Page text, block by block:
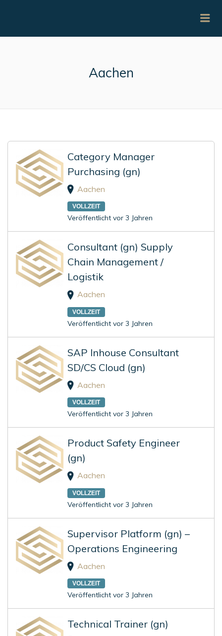
Aachen
Category Manager
Purchasing (gn)
Aachen
VOLLZEIT
Veröffentlicht vor 3 Jahren
Consultant (gn) Supply
Chain Management /
Logistik
Aachen
VOLLZEIT
Veröffentlicht vor 3 Jahren
SAP Inhouse Consultant
SD/CS Cloud (gn)
Aachen
VOLLZEIT
Veröffentlicht vor 3 Jahren
Product Safety Engineer
(gn)
Aachen
VOLLZEIT
Veröffentlicht vor 3 Jahren
Supervisor Platform (gn) –
Operations Engineering
Aachen
VOLLZEIT
Veröffentlicht vor 3 Jahren
Technical Trainer (gn)